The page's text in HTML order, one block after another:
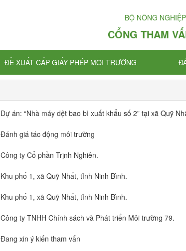
BỘ NÔNG
CỔNG THAM
ĐỀ XUẤT CẤP GIẤY PHÉP MÔI TRƯỜNG
Dự án: “Nhà máy dệt bao bì xuất khẩu số 2” tại xã Quỹ
Đánh giá tác động môi trường
Công ty Cổ phần Trịnh Nghiên.
Khu phố 1, xã Quỹ Nhất, tỉnh Ninh Bình.
Khu phố 1, xã Quỹ Nhất, tỉnh Ninh Bình.
Công ty TNHH Chính sách và Phát triển Môi trường 79.
Đang xin ý kiến tham vấn